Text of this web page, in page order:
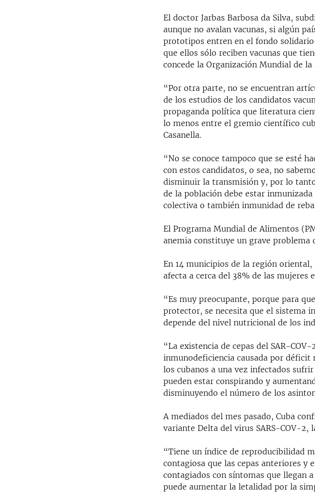
El doctor Jarbas Barbosa da Silva,
aunque no avalan vacunas, si algún
prototipos entren en el fondo
que ellos sólo reciben vacunas que
concede la Organización Mundial de la
“Por otra parte, no se encuentran
de los estudios de los candidatos
propaganda política que literatura
lo menos entre el gremio científico
Casanella.
“No se conoce tampoco que se esté
con estos candidatos, o sea, no
disminuir la transmisión y, por lo
de la población debe estar
colectiva o también inmunidad de
El Programa Mundial de Alimentos
anemia constituye un grave problema
En 14 municipios de la región oriental,
afecta a cerca del 38% de las mujeres
“Es muy preocupante, porque para
protector, se necesita que el sistema
depende del nivel nutricional de los
“La existencia de cepas del SAR-
inmunodeficiencia causada por déficit
los cubanos a una vez infectados
pueden estar conspirando y
disminuyendo el número de los
A mediados del mes pasado, Cuba
variante Delta del virus SARS-COV-2,
“Tiene un índice de reproducibilidad
contagiosa que las cepas anteriores y
contagiados con síntomas que llegan
puede aumentar la letalidad por la